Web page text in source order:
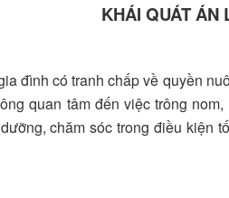
KHÁI QUÁT ÁN
đình có tranh chấp về quyền
quan tâm đến việc trông
chăm sóc trong điều kiện